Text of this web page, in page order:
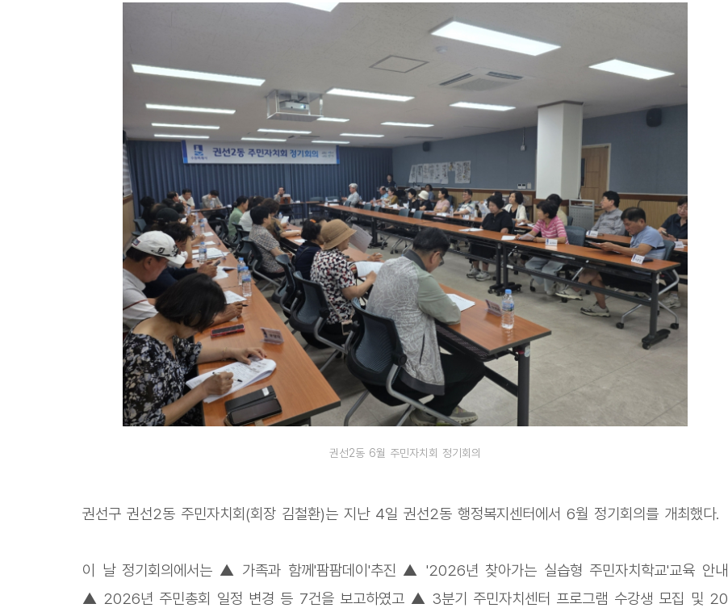
권선2동 6월 주민자치회 정기회의
권선구 권선2동 주민자치회(회장 김철환)는 지난 4일 권선2동 행정복지센터에서 6월 정기회의를 개최했다.
이 날 정기회의에서는 ▲ 가족과 함께'팜팜데이'추진 ▲ '2026년 찾아가는 실습형 주민자치학교'교육 안내
▲ 2026년 주민총회 일정 변경 등 7건을 보고하였고 ▲ 3분기 주민자치센터 프로그램 수강생 모집 및 20